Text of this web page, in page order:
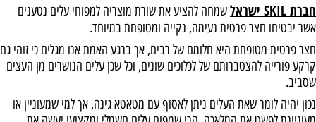
חברת SKIL ישראל
שמחה להציע את שורת מוצריה למפוחי עלים נטענים
אשר יבטיחו חצר פרטית נעימה, נקייה ומטופחת במיוחד.
חצר פרטית מטופחת היא חלומם של רבים, אך ברגע האמת אנו מגלים כי זוהי גם
קרקע פורייה להצטברותם של לכלוכים שונים, וכל שכן עלים הנושרים מן העצים
שסביב.
נכון יהיה לומר שאת העלים ניתן לאסוף עם מטאטא גינה, אך למי שמעוניין או